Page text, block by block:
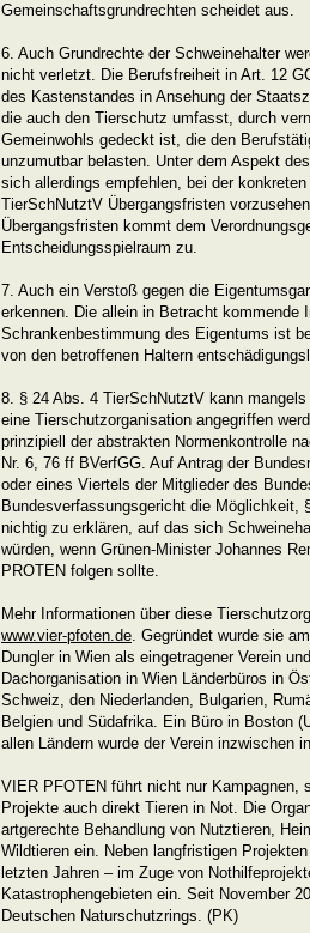
Gemeinschaftsgrundrechten scheidet aus.
6. Auch Grundrechte der Schweinehalter
nicht verletzt. Die Berufsfreiheit in Art. 12
des Kastenstandes in Ansehung der
die auch den Tierschutz umfasst, durch
Gemeinwohls gedeckt ist, die den
unzumutbar belasten. Unter dem Aspekt
sich allerdings empfehlen, bei der
TierSchNutztV Übergangsfristen
Übergangsfristen kommt dem
Entscheidungsspielraum zu.
7. Auch ein Verstoß gegen die
erkennen. Die allein in Betracht kommende
Schrankenbestimmung des Eigentums ist
von den betroffenen Haltern
8. § 24 Abs. 4 TierSchNutztV kann
eine Tierschutzorganisation angegriffen
prinzipiell der abstrakten Normenkontrolle
Nr. 6, 76 ff BVerfGG. Auf Antrag der
oder eines Viertels der Mitglieder des
Bundesverfassungsgericht die Möglichkeit,
nichtig zu erklären, auf das sich
würden, wenn Grünen-Minister Johannes
PROTEN folgen sollte.
Mehr Informationen über diese
www.vier-pfoten.de. Gegründet wurde sie
Dungler in Wien als eingetragener Verein
Dachorganisation in Wien Länderbüros in
Schweiz, den Niederlanden, Bulgarien,
Belgien und Südafrika. Ein Büro in Boston
allen Ländern wurde der Verein inzwischen
VIER PFOTEN führt nicht nur Kampagnen,
Projekte auch direkt Tieren in Not. Die
artgerechte Behandlung von Nutztieren,
Wildtieren ein. Neben langfristigen
letzten Jahren – im Zuge von
Katastrophengebieten ein. Seit November
Deutschen Naturschutzrings. (PK)